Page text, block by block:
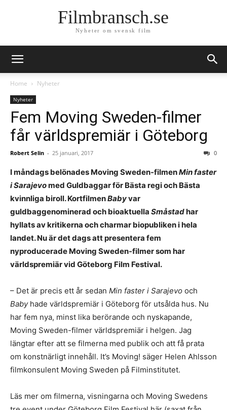
Filmbransch.se
Nyheter om svensk film
Home Nyheter
Nyheter
Fem Moving Sweden-filmer
får världspremiär i Göteborg
Robert Selin - 25 januari, 2017 0
I måndags belönades Moving Sweden-filmenMin faster
i Sarajevomed Guldbaggar för Bästa regi och Bästa
kvinnliga biroll. KortfilmenBabyvar
guldbaggenominerad och bioaktuella Småstadhar
hyllats av kritikerna och charmar biopubliken i hela
landet. Nu är det dags att presentera fem
nyproducerade Moving Sweden-filmer som har
världspremiär vid Göteborg Film Festival.
– Det är precis ett år sedan Min faster i Sarajevo och
Babyhade världspremiär i Göteborg för utsålda hus. Nu
har fem nya, minst lika berörande och nyskapande,
Moving Sweden-filmer världspremiär i helgen. Jag
längtar efter att se filmerna med publik och att få prata
om konstnärligt innehåll. It’s Moving! säger Helen Ahlsson
filmkonsulent Moving Sweden på Filminstitutet.
Läs mer om filmerna, visningarna och Moving Swedens